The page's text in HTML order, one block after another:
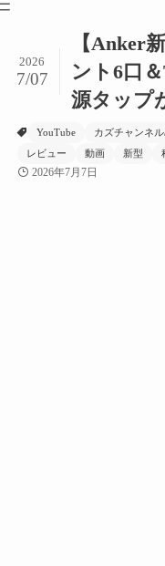
【Anker
ント6口
源タップ
2026
7/07
YouTube カズチャンネル
レビュー
動画 新型
2026年7月7日